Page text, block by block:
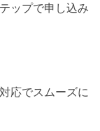
ップで申し込み
応でスムーズに